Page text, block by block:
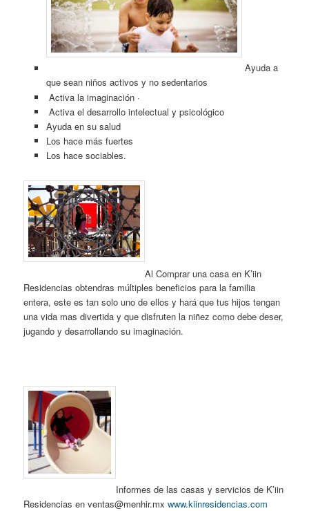
Ayuda a
que sean niños activos y no sedentarios
Activa la imaginación ·
Activa el desarrollo intelectual y psicológico
Ayuda en su salud
Los hace más fuertes
Los hace sociables.
Al Comprar una casa en K’iin
Residencias obtendras múltiples beneficios para la familia
entera, este es tan solo uno de ellos y hará que tus hijos tengan
una vida mas divertida y que disfruten la niñez como debe deser,
jugando y desarrollando su imaginación.
Informes de las casas y servicios de K’iin
Residencias en ventas@menhir.mxwww.kiinresidencias.com